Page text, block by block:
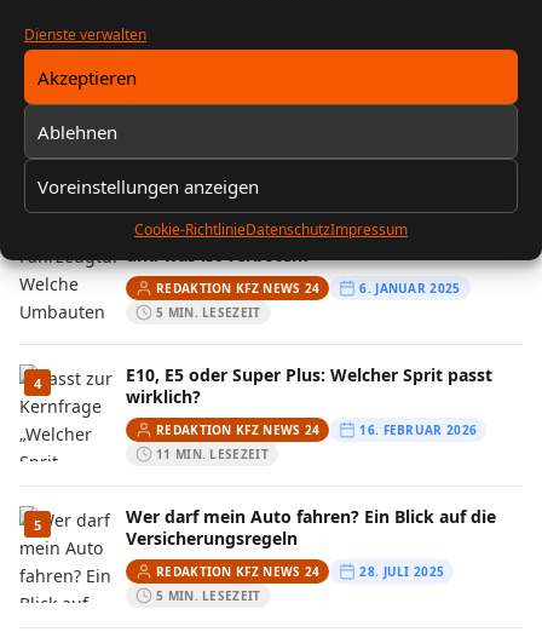
Dienste verwalten
Akzeptieren
Ablehnen
Voreinstellungen anzeigen
Cookie-RichtlinieDatenschutzImpressum
FIN entschlüsseln: Baujahr, Motor &
Ausstattung prüfen
Fahrzeugtuning: Welche Umbauten sind legal
und was ist verboten?
REDAKTION KFZ NEWS 24
6. JANUAR 2025
5 MIN. LESEZEIT
4
E10, E5 oder Super Plus: Welcher Sprit passt
wirklich?
REDAKTION KFZ NEWS 24
16. FEBRUAR 2026
11 MIN. LESEZEIT
5
Wer darf mein Auto fahren? Ein Blick auf die
Versicherungsregeln
REDAKTION KFZ NEWS 24
28. JULI 2025
5 MIN. LESEZEIT